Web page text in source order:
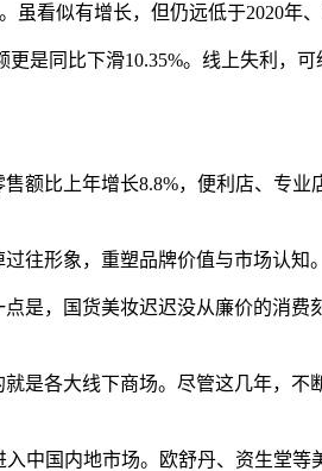
看似有增长，但仍远低于2020年、
是同比下滑10.35%。线上失利，
额比上年增长8.8%，便利店、专业
往形象，重塑品牌价值与市场认知
是，国货美妆迟迟没从廉价的消费
是各大线下商场。尽管这几年，不
中国内地市场。欧舒丹、资生堂等